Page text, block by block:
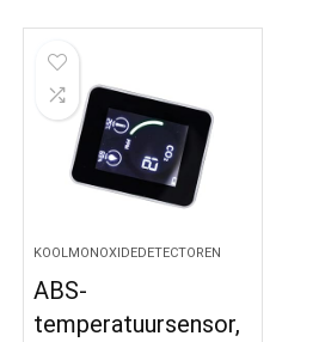
KOOLMONOXIDEDETECTOREN
ABS-
temperatuursensor,